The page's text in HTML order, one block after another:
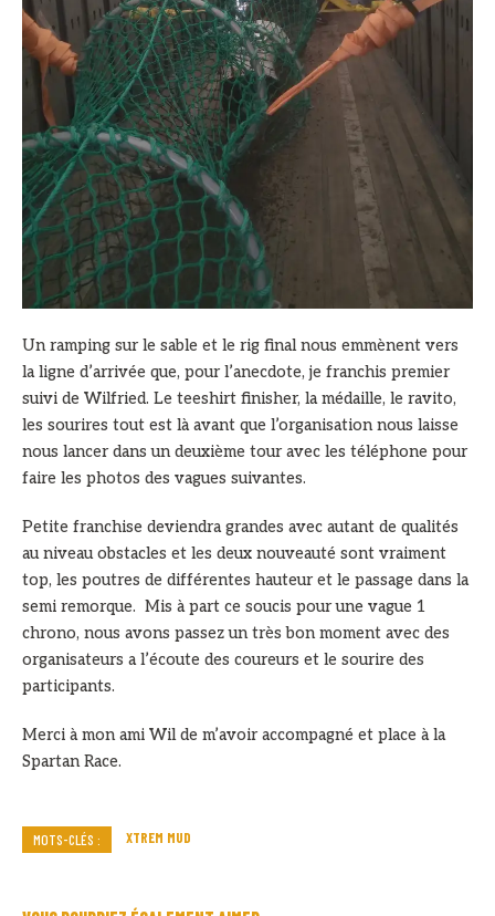
Un ramping sur le sable et le rig final nous emmènent vers
la ligne d’arrivée que, pour l’anecdote, je franchis premier
suivi de Wilfried. Le teeshirt finisher, la médaille, le ravito,
les sourires tout est là avant que l’organisation nous laisse
nous lancer dans un deuxième tour avec les téléphone pour
faire les photos des vagues suivantes.
Petite franchise deviendra grandes avec autant de qualités
au niveau obstacles et les deux nouveauté sont vraiment
top, les poutres de différentes hauteur et le passage dans la
semi remorque. Mis à part ce soucis pour une vague 1
chrono, nous avons passez un très bon moment avec des
organisateurs a l’écoute des coureurs et le sourire des
participants.
Merci à mon ami Wil de m’avoir accompagné et place à la
Spartan Race.
MOTS-CLÉS : XTREM MUD